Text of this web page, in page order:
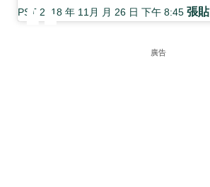
PST 2018 年 11月 月 26 日 下午 8:45 張貼
廣告